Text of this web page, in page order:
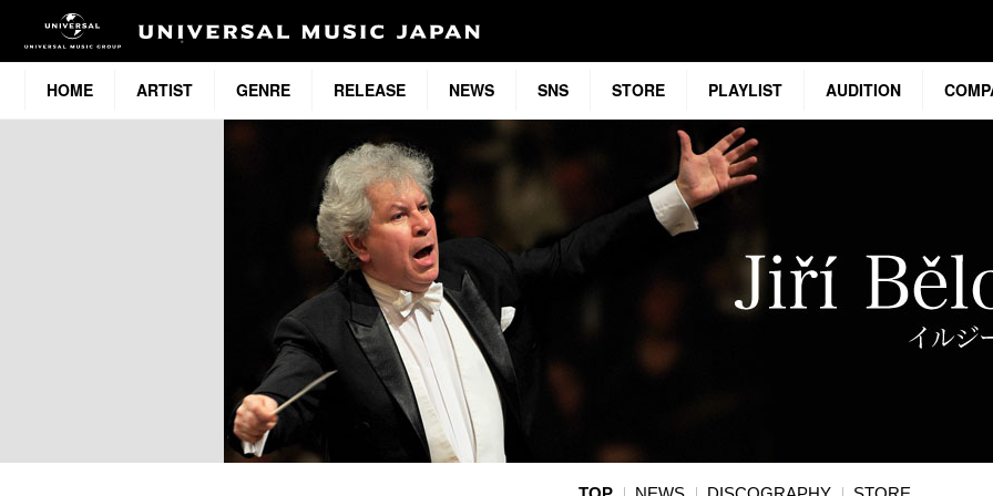
HOME ARTIST GENRE RELEASE NEWS SNS STORE PLAYLIST AUDITION